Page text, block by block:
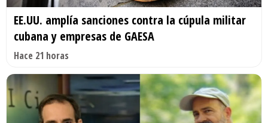
EE.UU. amplía sanciones contra la cúpula militar
cubana y empresas de GAESA
Hace 21 horas